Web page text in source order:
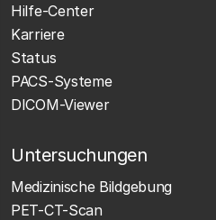
Hilfe-Center
Karriere
Status
PACS-Systeme
DICOM-Viewer
Untersuchungen
Medizinische Bildgebung
PET-CT-Scan